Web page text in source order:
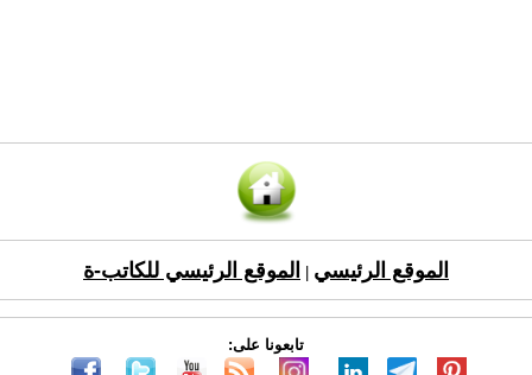
الموقع الرئيسي الموقع الرئيسي للكاتب-ة
تابعونا على: